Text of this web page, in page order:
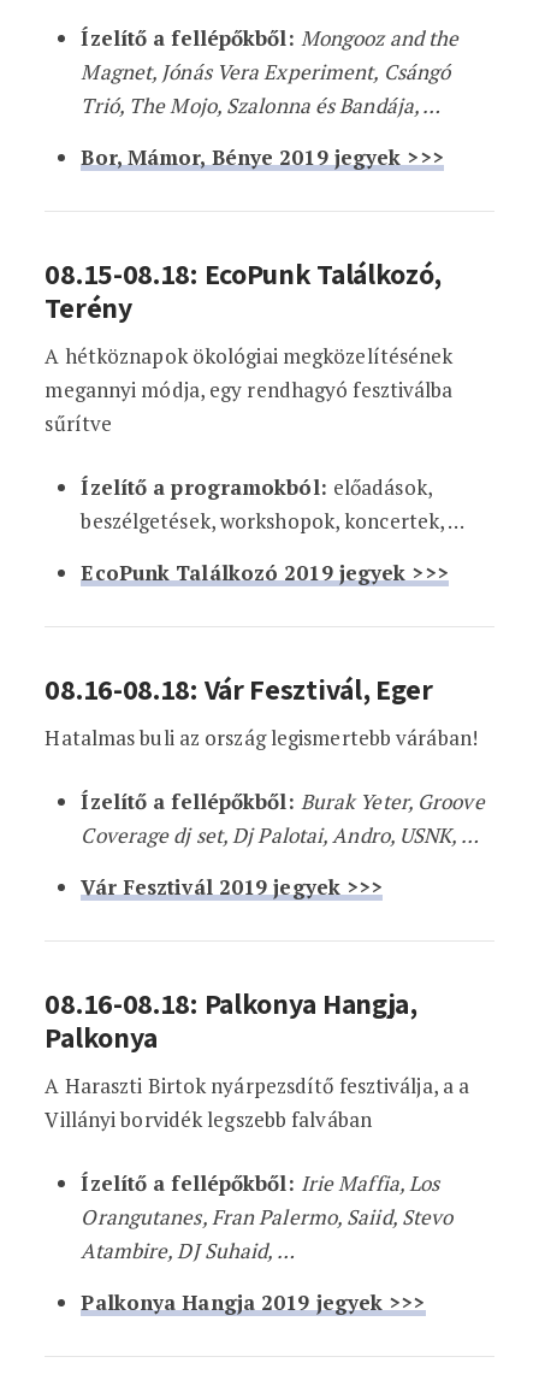
Ízelítő a fellépőkből: Mongooz and the
Magnet, Jónás Vera Experiment, Csángó
Trió, The Mojo, Szalonna és Bandája, …
Bor, Mámor, Bénye 2019 jegyek >>>
08.15-08.18: EcoPunk Találkozó,
Terény
A hétköznapok ökológiai megközelítésének
megannyi módja, egy rendhagyó fesztiválba
sűrítve
Ízelítő a programokból: előadások,
beszélgetések, workshopok, koncertek, …
EcoPunk Találkozó 2019 jegyek >>>
08.16-08.18: Vár Fesztivál, Eger
Hatalmas buli az ország legismertebb várában!
Ízelítő a fellépőkből: Burak Yeter, Groove
Coverage dj set, Dj Palotai, Andro, USNK, …
Vár Fesztivál 2019 jegyek >>>
08.16-08.18: Palkonya Hangja,
Palkonya
A Haraszti Birtok nyárpezsdítő fesztiválja, a a
Villányi borvidék legszebb falvában
Ízelítő a fellépőkből: Irie Maffia, Los
Orangutanes, Fran Palermo, Saiid, Stevo
Atambire, DJ Suhaid, …
Palkonya Hangja 2019 jegyek >>>